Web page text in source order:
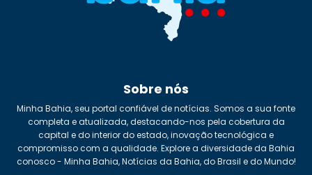
Sobre nós
Minha Bahia, seu portal confiável de notícias. Somos a sua fonte
completa e atualizada, destacando-nos pela cobertura da
capital e do interior do estado, inovação tecnológica e
compromisso com a qualidade. Explore a diversidade da Bahia
conosco - Minha Bahia, Notícias da Bahia, do Brasil e do Mundo!